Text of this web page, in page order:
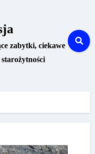
zabytki, ciekawe